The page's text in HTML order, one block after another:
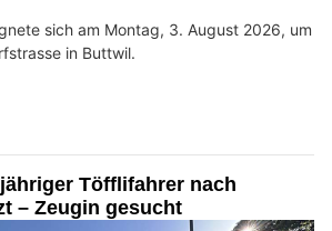
sich am Montag, 3. August 2026, um
in Buttwil.
Töfflifahrer nach
– Zeugin gesucht